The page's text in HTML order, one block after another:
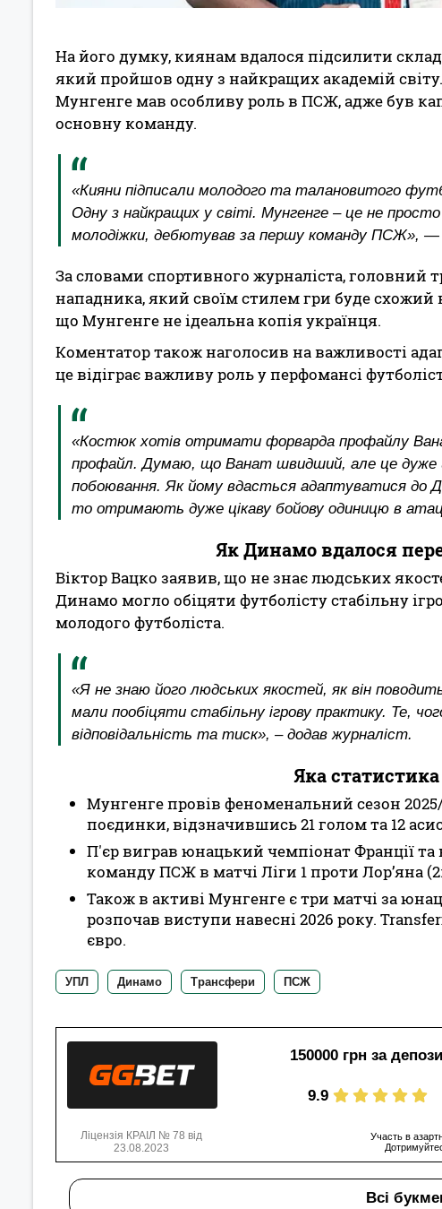
На його думку, киянам вдалося підсилити
який пройшов одну з найкращих академій
Мунгенге мав особливу роль в ПСЖ, адже був
основну команду.
«Кияни підписали молодого та талановитого
Одну з найкращих у світі. Мунгенге – це не
молодіжки, дебютував за першу команду ПСЖ», —
За словами спортивного журналіста, головний
нападника, який своїм стилем гри буде схожий
що Мунгенге не ідеальна копія українця.
Коментатор також наголосив на важливості
це відіграє важливу роль у перфомансі
«Костюк хотів отримати форварда профайлу
профайл. Думаю, що Ванат швидший, але це дуже
побоювання. Як йому вдасться адаптуватися до
то отримають дуже цікаву бойову одиницю в
Як Динамо вдалося
Віктор Вацко заявив, що не знає людських
Динамо могло обіцяти футболісту стабільну
молодого футболіста.
«Я не знаю його людських якостей, як він
мали пообіцяти стабільну ігрову практику. Те,
відповідальність та тиск», – додав журналіст.
Яка
Мунгенге провів феноменальний сезон
поєдинки, відзначившись 21 голом та 12
П'єр виграв юнацький чемпіонат Франції
команду ПСЖ в матчі Ліги 1 проти Лор’яна
Також в активі Мунгенге є три матчі за
розпочав виступи навесні 2026 року.
євро.
УПЛ Динамо Трансфери ПСЖ
150000 грн за
9.9
Ліцензія КРАІЛ № 78 від
23.08.2023
Участь в
Всі